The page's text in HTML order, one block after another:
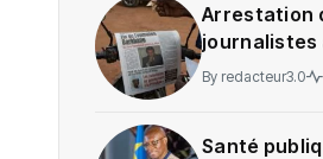
Arrestation
journalistes
provoque
By redacteur3.0
Santé